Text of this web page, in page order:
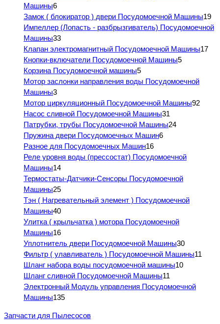
Машины6
Замок ( блокиратор ) двери Посудомоечной Машины19
Импеллер (Лопасть - разбрызгиватель) Посудомоечной
Машины33
Клапан электромагнитный Посудомоечной Машины17
Кнопки-включатели Посудомоечной Машины5
Корзина Посудомоечной машины5
Мотор заслонки направления воды Посудомоечной
Машины3
Мотор циркуляционный Посудомоечной Машины92
Насос сливной Посудомоечной Машины31
Патрубки, трубы Посудомоечной Машины24
Пружина двери Посудомоечных Машин6
Разное для Посудомоечных Машин16
Реле уровня воды (прессостат) Посудомоечной
Машины14
Термостаты-Датчики-Сенсоры Посудомоечной
Машины25
Тэн ( Нагревательный элемент ) Посудомоечной
Машины40
Улитка ( крыльчатка ) мотора Посудомоечной
Машины16
Уплотнитель двери Посудомоечной Машины30
Фильтр ( улавливатель ) Посудомоечной Машины11
Шланг набора воды посудомоечной машины10
Шланг сливной Посудомоечной Машины11
Электронный Модуль управления Посудомоечной
Машины135
Запчасти для Пылесосов